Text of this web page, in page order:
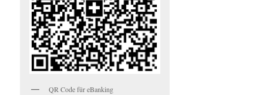
QR Code für eBanking